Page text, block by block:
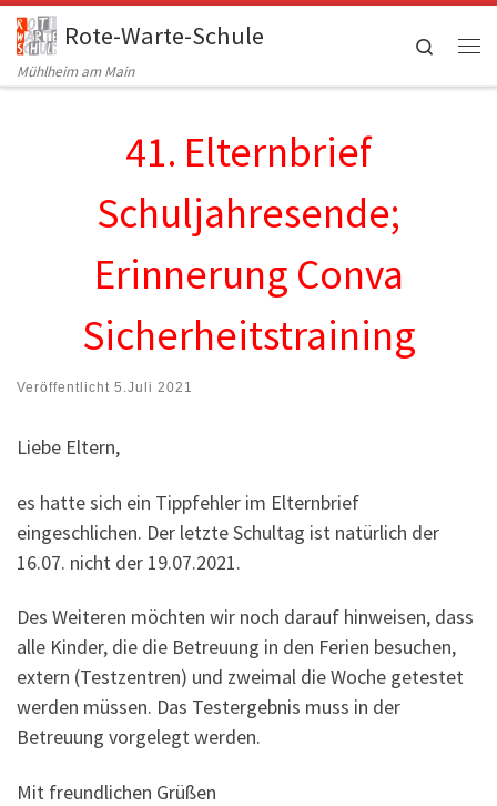
Zum Inhalt springen
Rote-Warte-Schule
Mühlheim am Main
Search
41. Elternbrief
Schuljahresende;
Erinnerung Conva
Sicherheitstraining
Veröffentlicht 5.Juli 2021
Liebe Eltern,
es hatte sich ein Tippfehler im Elternbrief
eingeschlichen. Der letzte Schultag ist natürlich der
16.07. nicht der 19.07.2021.
Des Weiteren möchten wir noch darauf hinweisen, dass
alle Kinder, die die Betreuung in den Ferien besuchen,
extern (Testzentren) und zweimal die Woche getestet
werden müssen. Das Testergebnis muss in der
Betreuung vorgelegt werden.
Mit freundlichen Grüßen